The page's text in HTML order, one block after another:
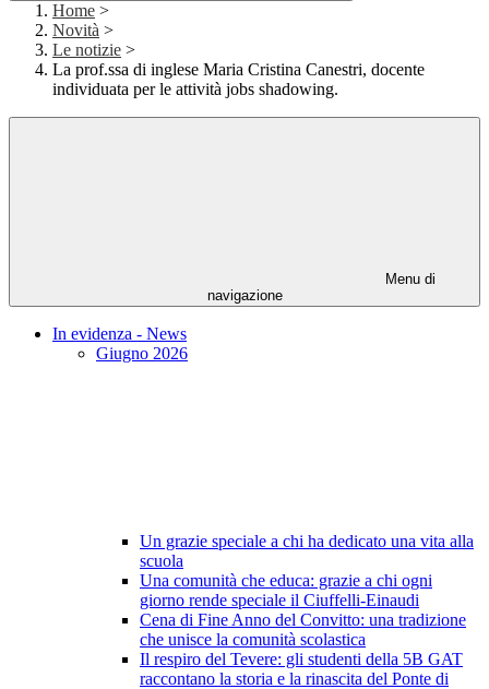
Home >
Novità >
Le notizie >
La prof.ssa di inglese Maria Cristina Canestri, docente
individuata per le attività jobs shadowing.
Menu di
navigazione
In evidenza - News
Giugno 2026
Un grazie speciale a chi ha dedicato una vita alla
scuola
Una comunità che educa: grazie a chi ogni
giorno rende speciale il Ciuffelli-Einaudi
Cena di Fine Anno del Convitto: una tradizione
che unisce la comunità scolastica
Il respiro del Tevere: gli studenti della 5B GAT
raccontano la storia e la rinascita del Ponte di